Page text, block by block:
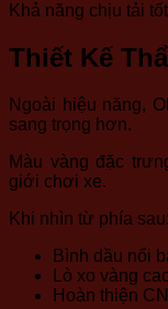
Khả năng chịu tải
Thiết Kế
Ngoài hiệu năng,
sang trọng hơn.
Màu vàng đặc
giới chơi xe.
Khi nhìn từ phía sau:
Bình dầu nổi
Lò xo vàng
Hoàn thiện